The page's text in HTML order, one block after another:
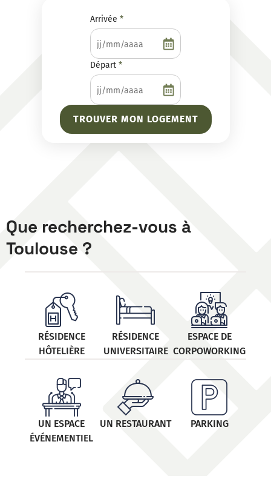
Dates
de
séjour
Arrivée *
Départ *
Que recherchez-vous à
Toulouse ?
RÉSIDENCE
HÔTELIÈRE
RÉSIDENCE
UNIVERSITAIRE
ESPACE DE
CORPOWORKING
UN ESPACE
ÉVÉNEMENTIEL
UN RESTAURANT PARKING